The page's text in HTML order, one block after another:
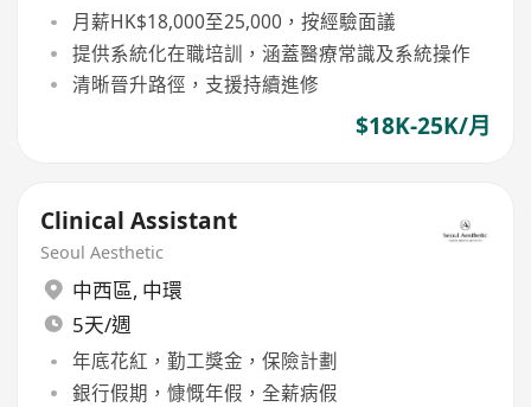
月薪HK$18,000至25,000，按經驗面議
提供系統化在職培訓，涵蓋醫療常識及系統操作
清晰晉升路徑，支援持續進修
$18K-25K/月
Clinical Assistant
Seoul Aesthetic
中西區, 中環
5天/週
年底花紅，勤工獎金，保險計劃
銀行假期，慷慨年假，全薪病假